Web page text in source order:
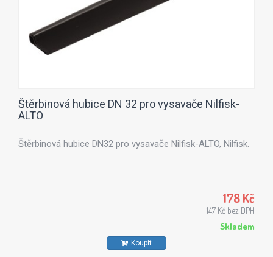
Štěrbinová hubice DN 32 pro vysavače Nilfisk-
ALTO
Štěrbinová hubice DN32 pro vysavače Nilfisk-ALTO, Nilfisk.
178 Kč
147 Kč bez DPH
Skladem
Koupit